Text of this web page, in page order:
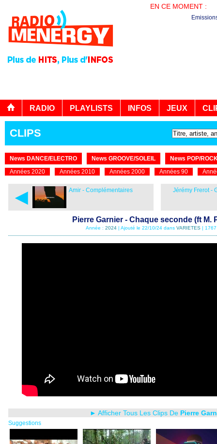
EN CE MOMENT :
RADIO PLAYLISTS INFOS JEUX
CLIPS
News DANCE/ELECTRO News GROOVE/SOLEIL
News POP/
Années 2020
Années 2010 Années 2000 Années 90
◄ Amir - Complémentaires Jérémy Frerot -
Pierre Garnier - Chaque seconde (ft M.
Année : 2024 | Ajouté le 22/10/24 dans VARIETES |
► Afficher Tous Les Clips De Pierre
Suggestions